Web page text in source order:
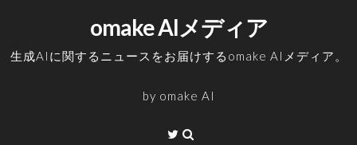
omake AIメディア
生成AIに関するニュースをお届けするomake AIメディア。
by omake AI
Twitter